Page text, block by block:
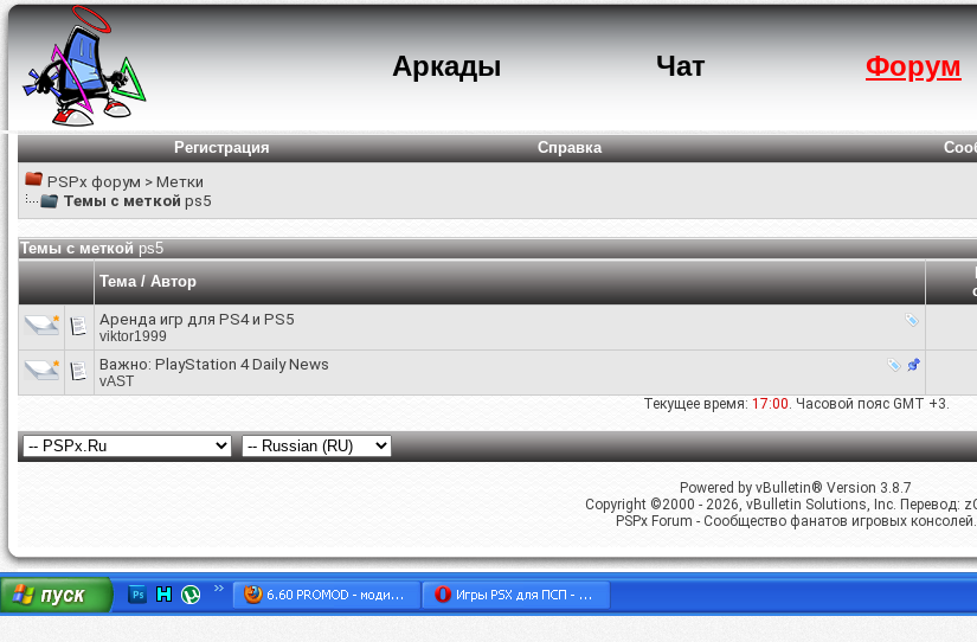
Аркады Чат Форум
Регистрация Справка
PSPx форум > Метки
Темы с меткой ps5
Темы с меткойps5
Тема / Автор
Аренда игр для PS4 и PS5
viktor1999
Важно: PlayStation 4 Daily News
vAST
Текущее время: 17:00. Часовой пояс GMT +3.
Powered by vBulletin® Version 3.8.7
Copyright ©2000 - 2026, vBulletin Solutions, Inc. Перевод:
PSPx Forum - Сообщество фанатов игровых консолей.